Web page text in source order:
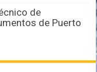
de
de Puerto